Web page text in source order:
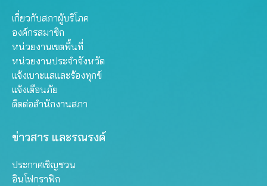
เกี่ยวกับสภาผู้บริโภค
องค์กรสมาชิก
หน่วยงานเขตพื้นที่
หน่วยงานประจำจังหวัด
แจ้งเบาะแสและร้องทุกข์
แจ้งเตือนภัย
ติดต่อสำนักงานสภา
ข่าวสาร และรณรงค์
ประกาศเชิญชวน
อินโฟกราฟิก